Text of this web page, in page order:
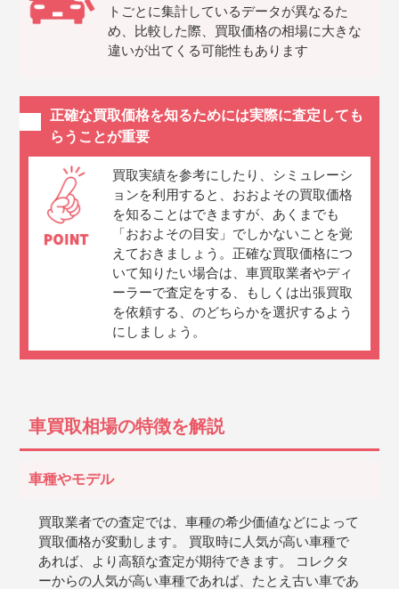
トごとに集計しているデータが異なるた
め、比較した際、買取価格の相場に大きな
違いが出てくる可能性もあります
正確な買取価格を知るためには実際に査定しても
らうことが重要
買取実績を参考にしたり、シミュレーシ
ョンを利用すると、おおよその買取価格
を知ることはできますが、あくまでも
「おおよその目安」でしかないことを覚
えておきましょう。正確な買取価格につ
いて知りたい場合は、車買取業者やディ
ーラーで査定をする、もしくは出張買取
を依頼する、のどちらかを選択するよう
にしましょう。
車買取相場の特徴を解説
車種やモデル
買取業者での査定では、車種の希少価値などによって
買取価格が変動します。 買取時に人気が高い車種で
あれば、より高額な査定が期待できます。 コレクタ
ーからの人気が高い車種であれば、たとえ古い車であ